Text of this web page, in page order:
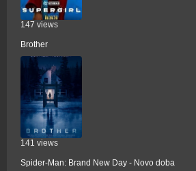
147 views
Brother
141 views
Spider-Man: Brand New Day - Novo doba